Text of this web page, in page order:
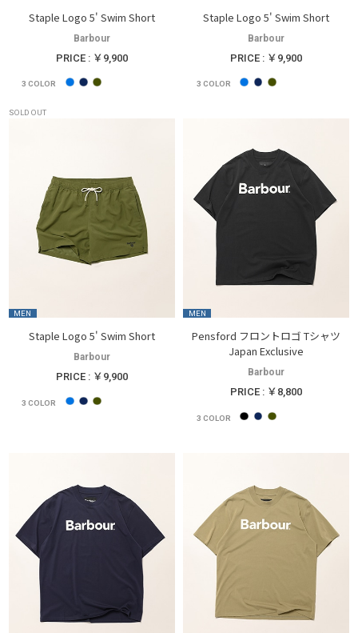
Staple Logo 5' Swim Short
Barbour
PRICE : ￥9,900
3 COLOR
Staple Logo 5' Swim Short
Barbour
PRICE : ￥9,900
3 COLOR
SOLD OUT
MEN
Staple Logo 5' Swim Short
Barbour
PRICE : ￥9,900
3 COLOR
MEN
Pensford フロントロゴ Tシャツ
Japan Exclusive
Barbour
PRICE : ￥8,800
3 COLOR